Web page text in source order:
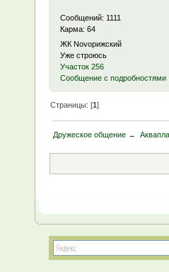
Сообщений: 1111
Карма: 64
ЖК Novoрижский
Уже строюсь
Участок 256
Сообщение с подробностями
Страницы: [1]
Дружеское общение →